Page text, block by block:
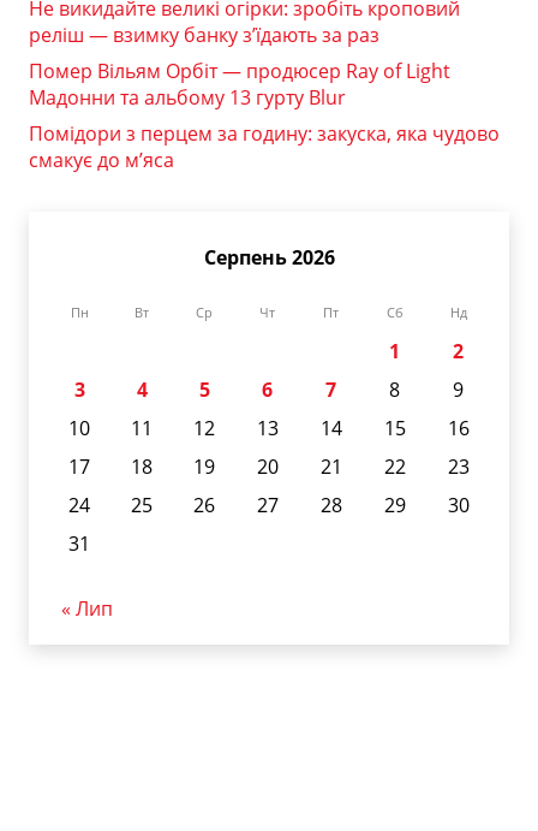
Не викидайте великі огірки: зробіть кроповий
реліш — взимку банку з’їдають за раз
Помер Вільям Орбіт — продюсер Ray of Light
Мадонни та альбому 13 гурту Blur
Помідори з перцем за годину: закуска, яка чудово
смакує до м’яса
Серпень 2026
Пн Вт Ср Чт Пт Сб Нд
1
2
3
4 5 6 7 8
9
10
11 12 13 14 15
16
17
18 19 20 21 22
23
24
25 26 27 28 29
30
31
« Лип